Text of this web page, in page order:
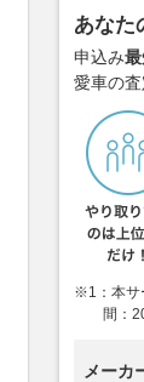
ード」が登場！
2026.08.07 バイク
あなた
申込み
愛車の
※1：本サ
間：
メーカ